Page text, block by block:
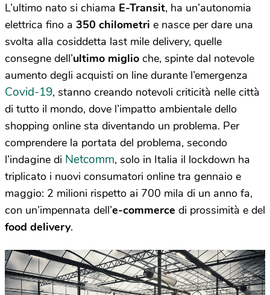
L’ultimo nato si chiama E-Transit, ha un’autonomia
elettrica fino a 350 chilometri e nasce per dare una
svolta alla cosiddetta last mile delivery, quelle
consegne dell’ultimo miglio che, spinte dal notevole
aumento degli acquisti on line durante l’emergenza
Covid-19, stanno creando notevoli criticità nelle città
di tutto il mondo, dove l’impatto ambientale dello
shopping online sta diventando un problema. Per
comprendere la portata del problema, secondo
l’indagine di Netcomm, solo in Italia il lockdown ha
triplicato i nuovi consumatori online tra gennaio e
maggio: 2 milioni rispetto ai 700 mila di un anno fa,
con un’impennata dell’e-commerce di prossimità e del
food delivery.